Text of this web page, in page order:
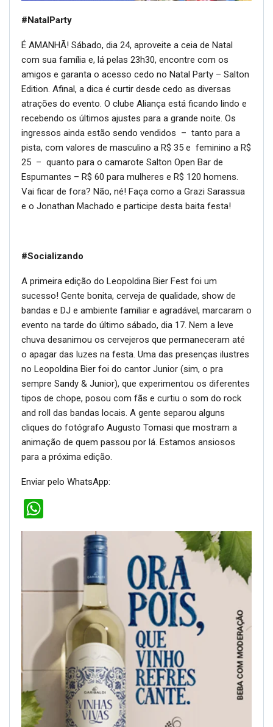
#NatalParty
É AMANHÃ! Sábado, dia 24, aproveite a ceia de Natal
com sua família e, lá pelas 23h30, encontre com os
amigos e garanta o acesso cedo no Natal Party – Salton
Edition. Afinal, a dica é curtir desde cedo as diversas
atrações do evento. O clube Aliança está ficando lindo e
recebendo os últimos ajustes para a grande noite. Os
ingressos ainda estão sendo vendidos – tanto para a
pista, com valores de masculino a R$ 35 e feminino a R$
25 – quanto para o camarote Salton Open Bar de
Espumantes – R$ 60 para mulheres e R$ 120 homens.
Vai ficar de fora? Não, né! Faça como a Grazi Sarassua
e o Jonathan Machado e participe desta baita festa!
#Socializando
A primeira edição do Leopoldina Bier Fest foi um
sucesso! Gente bonita, cerveja de qualidade, show de
bandas e DJ e ambiente familiar e agradável, marcaram o
evento na tarde do último sábado, dia 17. Nem a leve
chuva desanimou os cervejeros que permaneceram até
o apagar das luzes na festa. Uma das presenças ilustres
no Leopoldina Bier foi do cantor Junior (sim, o pra
sempre Sandy & Junior), que experimentou os diferentes
tipos de chope, posou com fãs e curtiu o som do rock
and roll das bandas locais. A gente separou alguns
cliques do fotógrafo Augusto Tomasi que mostram a
animação de quem passou por lá. Estamos ansiosos
para a próxima edição.
Enviar pelo WhatsApp: